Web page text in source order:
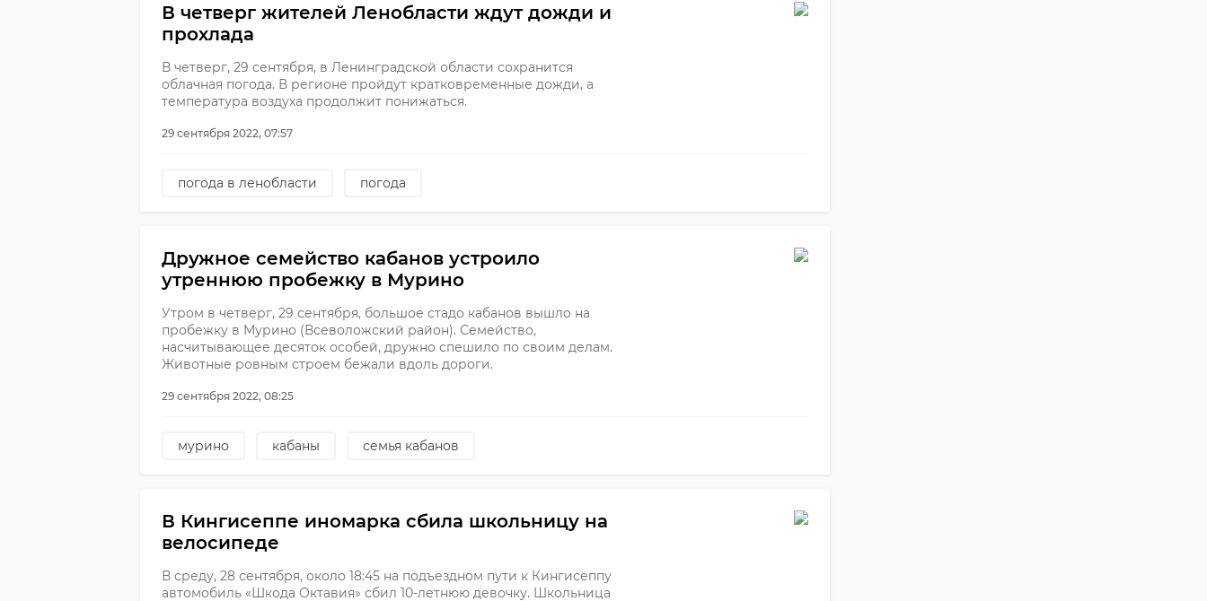
В четверг жителей Ленобласти ждут дожди и
прохлада
В четверг, 29 сентября, в Ленинградской области сохранится
облачная погода. В регионе пройдут кратковременные дожди, а
температура воздуха продолжит понижаться.
29 сентября 2022, 07:57
погода в ленобласти погода
Дружное семейство кабанов устроило
утреннюю пробежку в Мурино
Утром в четверг, 29 сентября, большое стадо кабанов вышло на
пробежку в Мурино (Всеволожский район). Семейство,
насчитывающее десяток особей, дружно спешило по своим делам.
Животные ровным строем бежали вдоль дороги.
29 сентября 2022, 08:25
мурино кабаны семья кабанов
В Кингисеппе иномарка сбила школьницу на
велосипеде
В среду, 28 сентября, около 18:45 на подъездном пути к Кингисеппу
автомобиль «Шкода Октавия» сбил 10-летнюю девочку. Школьница